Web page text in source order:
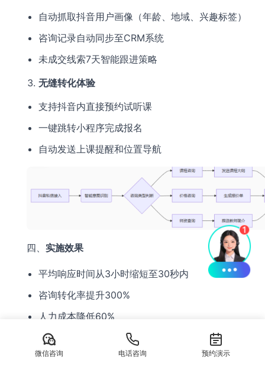
自动抓取抖音用户画像（年龄、地域、兴趣标签）
咨询记录自动同步至CRM系统
未成交线索7天智能跟进策略
无缝转化体验
支持抖音内直接预约试听课
一键跳转小程序完成报名
自动发送上课提醒和位置导航
四、 实施效果
平均响应时间从3小时缩短至30秒内
咨询转化率提升300%
人力成本降低60%
线索转化周期从7天缩短至2天
案例分享
微信咨询 电话咨询 预约演示